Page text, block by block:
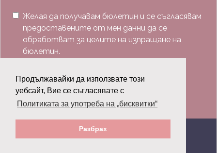
Продължавайки да използвате този
уебсайт, Вие се съгласявате с
Политиката за употреба на „бисквитки“
Разбрах
Желая да получавам бюлетин и се съгласявам
предоставените от мен данни да се
обработват за целите на изпращане на
бюлетин.
Последвай ни:
© 2026 Grazia.bg - Всички права запазени